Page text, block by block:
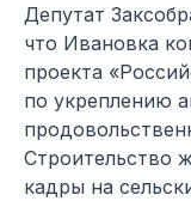
Депутат
что Ивановка
проекта
по укреплению
Строительство
кадры на